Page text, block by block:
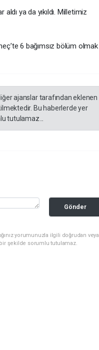
ya da yıkıldı. Milletimiz
6 bağımsız bölüm olmak
ajanslar tarafından eklenen
Bu haberlerde yer
tutulamaz...
Gönder
yorumunuzla ilgili doğrudan veya
şekilde sorumlu tutulamaz.